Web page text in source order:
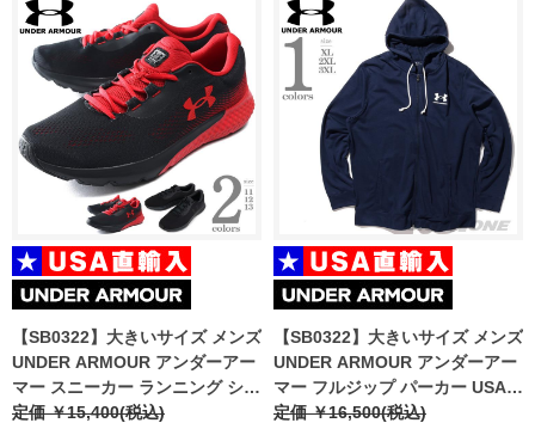
【SB0322】大きいサイズ メンズ
UNDER ARMOUR アンダーアー
マー スニーカー ランニング シュ
ーズ USA直輸入 3026998
定価 ￥15,400(税込)
【SB0322】大きいサイズ メンズ
UNDER ARMOUR アンダーアー
マー フルジップ パーカー USA直
輸入 1370409-410
定価 ￥16,500(税込)